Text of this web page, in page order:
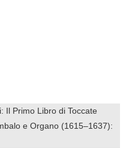
Il Primo Libro di Toccate
e Organo (1615–1637):